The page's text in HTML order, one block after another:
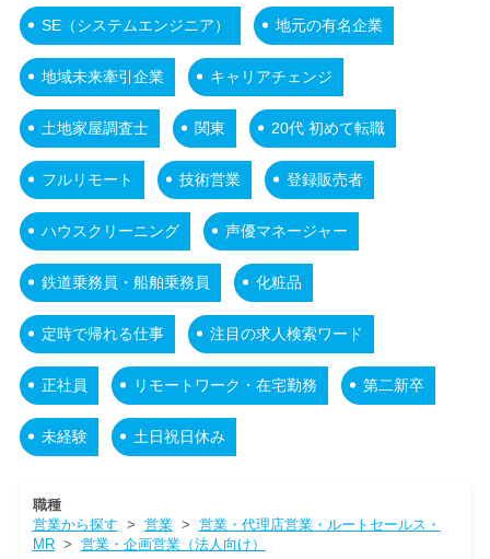
SE（システムエンジニア） 地元の有名企業
地域未来牽引企業 キャリアチェンジ
土地家屋調査士 関東 20代 初めて転職
フルリモート 技術営業 登録販売者
ハウスクリーニング 声優マネージャー
鉄道乗務員・船舶乗務員 化粧品
定時で帰れる仕事 注目の求人検索ワード
正社員 リモートワーク・在宅勤務 第二新卒
未経験 土日祝日休み
職種
営業から探す > 営業> 営業・代理店営業・ルートセールス・
MR> 営業・企画営業（法人向け）